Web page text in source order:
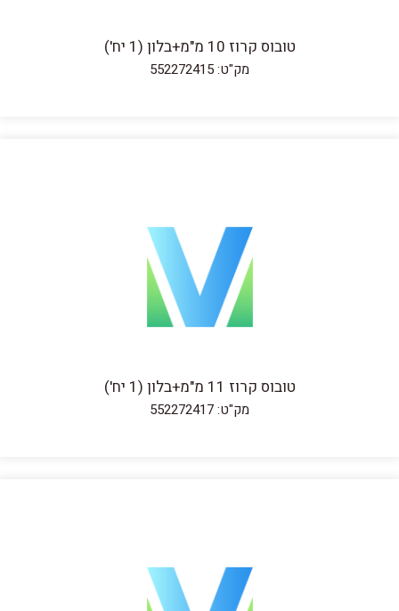
טובוס קרוז 10 מ"מ+בלון (1 יח')
מק"ט: 552272415
טובוס קרוז 11 מ"מ+בלון (1 יח')
מק"ט: 552272417